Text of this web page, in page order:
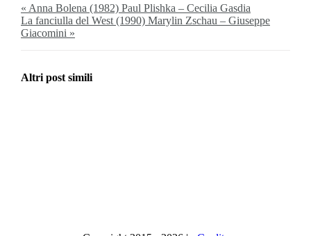
« Anna Bolena (1982) Paul Plishka – Cecilia Gasdia
La fanciulla del West (1990) Marylin Zschau – Giuseppe
Giacomini »
Altri post simili